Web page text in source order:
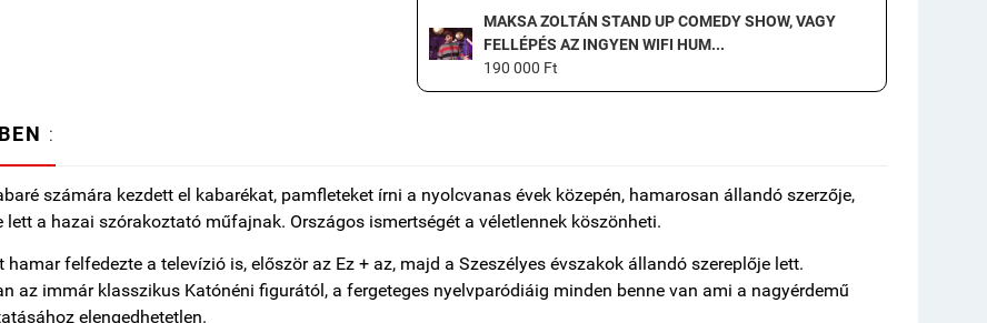
MAKSA ZOLTÁN STAND UP COMEDY SHOW, VAGY
FELLÉPÉS AZ INGYEN WIFI HUM...
190 000 Ft
:
számára kezdett el kabarékat, pamfleteket írni a nyolcvanas évek közepén, hamarosan állandó szerzője,
lett a hazai szórakoztató műfajnak. Országos ismertségét a véletlennek köszönheti.
hamar felfedezte a televízió is, először az Ez + az, majd a Szeszélyes évszakok állandó szereplője lett.
az immár klasszikus Katónéni figurától, a fergeteges nyelvparódiáig minden benne van ami a nagyérdemű
elengedhetetlen.